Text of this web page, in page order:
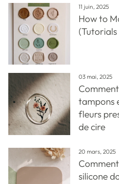
11 juin, 2025
How to
03 mai, 2025
tampons
fleurs
de cire
20 mars, 2025
silicone